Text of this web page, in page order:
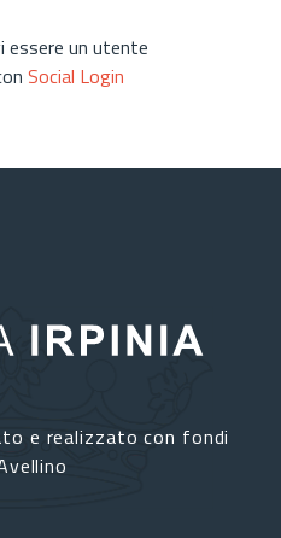
essere un utente
Social Login
e realizzato con fondi